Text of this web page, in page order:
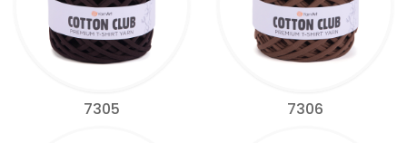
7305 7306